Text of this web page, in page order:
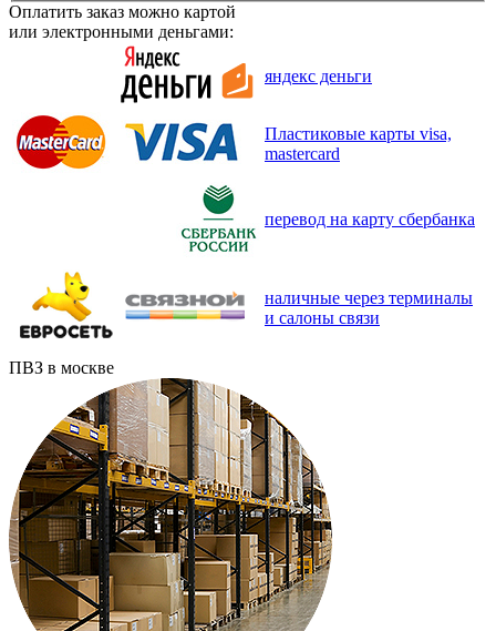
Оплатить заказ можно картой
или электронными деньгами:
яндекс деньги
Пластиковые карты visa,
mastercard
перевод на карту сбербанка
наличные через терминалы
и салоны связи
ПВЗ в москве